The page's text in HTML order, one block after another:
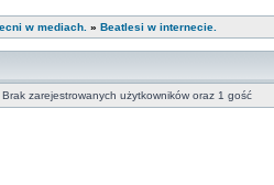
w mediach. » Beatlesi w internecie.
zarejestrowanych użytkowników oraz 1 gość